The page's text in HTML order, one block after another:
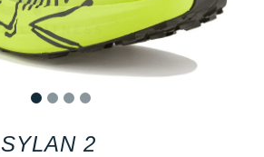
SYLAN 2